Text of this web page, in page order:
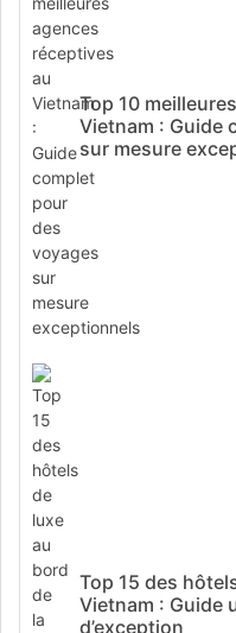
Top 10
Vietnam : Guide
sur mesure
Top 15 des
Vietnam : Guide
d’exception